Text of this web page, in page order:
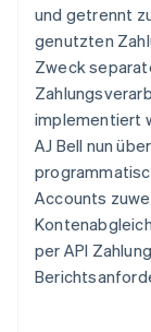
und getrennt
genutzten
Zweck
implementiert
AJ Bell nun
Accounts
per API
Finnland
English
Frankreich
Français
Gibraltar
English
Indien
English
Irland
English
Italien